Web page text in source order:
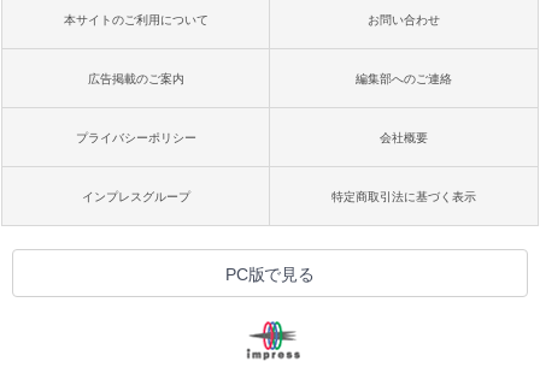
本サイトのご利用について お問い合わせ
広告掲載のご案内 編集部へのご連絡
プライバシーポリシー 会社概要
インプレスグループ 特定商取引法に基づく表示
PC版で見る